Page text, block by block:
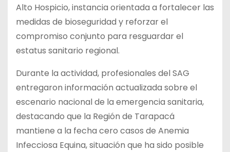
Alto Hospicio, instancia orientada a fortalecer las
medidas de bioseguridad y reforzar el
compromiso conjunto para resguardar el
estatus sanitario regional.
Durante la actividad, profesionales del SAG
entregaron información actualizada sobre el
escenario nacional de la emergencia sanitaria,
destacando que la Región de Tarapacá
mantiene a la fecha cero casos de Anemia
Infecciosa Equina, situación que ha sido posible